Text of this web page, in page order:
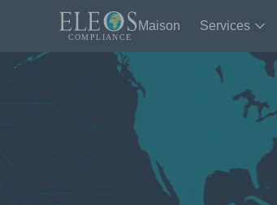
Maison Services